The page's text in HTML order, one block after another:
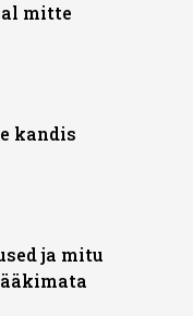
mitte
kandis
ja mitu